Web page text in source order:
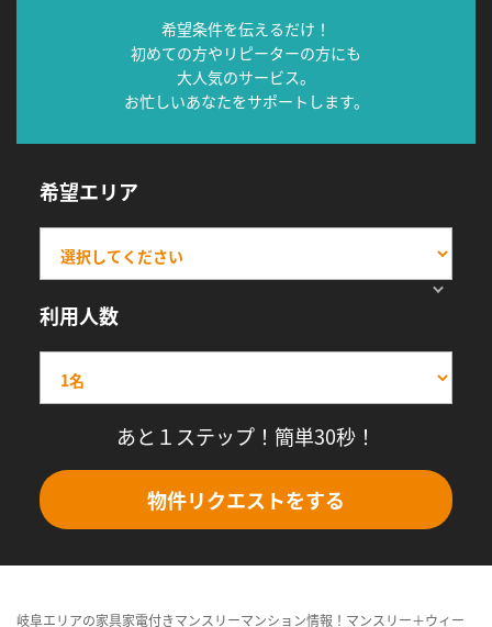
希望条件を伝えるだけ！
初めての方やリピーターの方にも
大人気のサービス。
お忙しいあなたをサポートします。
希望エリア
利用人数
あと１ステップ！簡単30秒！
物件リクエストをする
岐阜エリアの家具家電付きマンスリーマンション情報！マンスリー＋ウィー